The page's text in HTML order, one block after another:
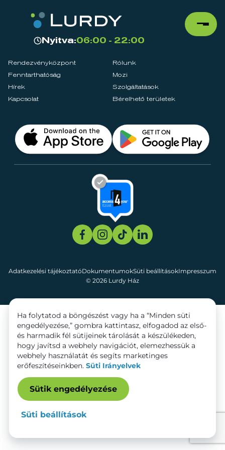
Nyitva:06:00 - 22:00
Rendezvényközpont
Rólunk
Fenntarthatóság
Mozi
Hírek
Szolgáltatások
Kapcsolat
Bérelhető területek
© 2026 Lurdy Ház
Adatkezelési tájékoztatóDokumentumokSüti beállításokImpresszum
Ha folytatod a böngészést vagy ha a “Minden süti
engedélyezése,” gombra kattintasz, elfogadod az első-
és harmadik fél sütijeinek tárolását a készülékeden,
hogy javítsd a webhely navigációt, elemezhessük a
webhely használatát és segíts marketinges
erőfeszítéseinkben. Süti Irányelvek
Sütik engedélyezése
Süti beállítások